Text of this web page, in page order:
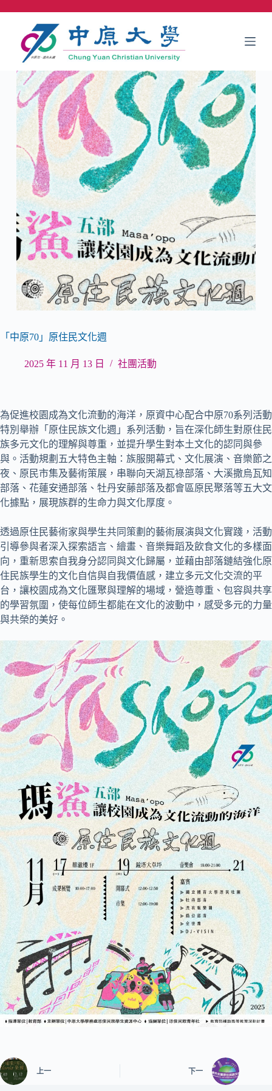
跳
主
內
容
「中原70」原住民文化週
2025 年 11 月 13 日 社團活動
為促進校園成為文化流動的海洋，原資中心配合中原70系列活動
特別舉辦「原住民族文化週」系列活動，旨在深化師生對原住民
族多元文化的理解與尊重，並提升學生對本土文化的認同與參
與。活動規劃五大特色主軸：族服開幕式、文化展演、音樂節之
夜、原民市集及藝術策展，串聯向天湖瓦祿部落、大溪撒烏瓦知
部落、花蓮安通部落、牡丹安藤部落及都會區原民聚落等五大文
化據點，展現族群的生命力與文化厚度。
透過原住民藝術家與學生共同策劃的藝術展演與文化實踐，活動
引導參與者深入探索語言、繪畫、音樂舞蹈及飲食文化的多樣面
向，重新思索自我身分認同與文化歸屬，並藉由部落鏈結強化原
住民族學生的文化自信與自我價值感，建立多元文化交流的平
台，讓校園成為文化匯聚與理解的場域，營造尊重、包容與共享
的學習氛圍，使每位師生都能在文化的波動中，感受多元的力量
與共榮的美好。
上一 下一